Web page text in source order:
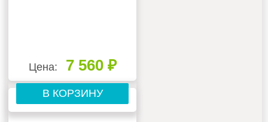
Цена: 7 560 ₽
В КОРЗИНУ